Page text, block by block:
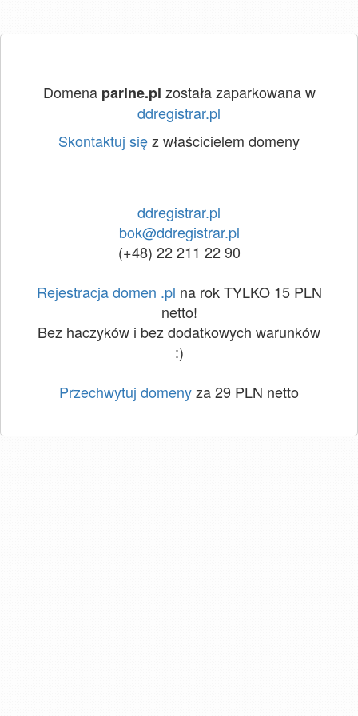
Domena parine.pl została zaparkowana w
ddregistrar.pl
Skontaktuj sięz właścicielem domeny
ddregistrar.pl
bok@ddregistrar.pl
(+48) 22 211 22 90
Rejestracja domen .pl na rok TYLKO 15 PLN
netto!
Bez haczyków i bez dodatkowych warunków
:)
Przechwytuj domenyza 29 PLN netto